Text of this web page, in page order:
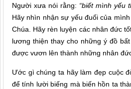
Người xưa nói rằng: “biết mình yếu
Hãy nhìn nhận sự yếu đuối của
Chúa. Hãy rèn luyện các nhân đức
lương thiện thay cho những ý đồ
được vươn lên thành những nhân
Ước gì chúng ta hãy làm đẹp cuộc
để tính lười biếng mà biến hồn ta